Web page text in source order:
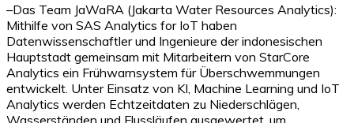
–Das Team JaWaRA (Jakarta Water Resources Analytics):
Mithilfe von SAS Analytics for IoT haben
Datenwissenschaftler und Ingenieure der indonesischen
Hauptstadt gemeinsam mit Mitarbeitern von StarCore
Analytics ein Frühwarnsystem für Überschwemmungen
entwickelt. Unter Einsatz von KI, Machine Learning und IoT
Analytics werden Echtzeitdaten zu Niederschlägen,
Wasserständen und Flussläufen ausgewertet, um